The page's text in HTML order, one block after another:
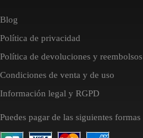
Blog
Política de privacidad
Política de devoluciones y reembolsos
Condiciones de venta y de uso
Información legal y RGPD
Puedes pagar de las siguientes formas